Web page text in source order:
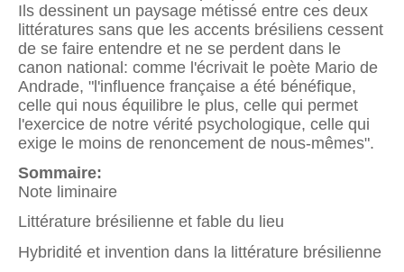
Ils dessinent un paysage métissé entre ces deux
littératures sans que les accents brésiliens cessent
de se faire entendre et ne se perdent dans le
canon national: comme l'écrivait le poète Mario de
Andrade, "l'influence française a été bénéfique,
celle qui nous équilibre le plus, celle qui permet
l'exercice de notre vérité psychologique, celle qui
exige le moins de renoncement de nous-mêmes".
Sommaire:
Note liminaire
Littérature brésilienne et fable du lieu
Hybridité et invention dans la littérature brésilienne